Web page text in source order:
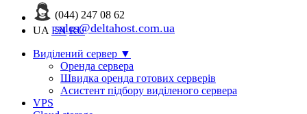
(044) 247 08 62
sales@deltahost.com.ua
UA EN RU
Виділений сервер ▼
Оренда сервера
Швидка оренда готових серверів
Асистент підбору виділеного сервера
VPS